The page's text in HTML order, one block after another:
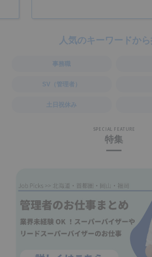
人気のキーワードか
事務職
SV（管理者）
土日祝休み
SPECIAL FEATURE
特集